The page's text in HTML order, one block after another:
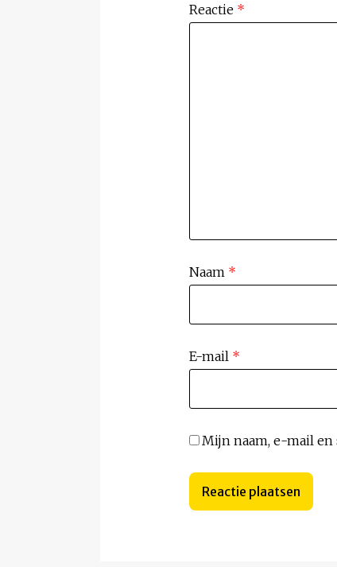
Reactie *
Naam *
E-mail *
Mijn naam, e-mail en